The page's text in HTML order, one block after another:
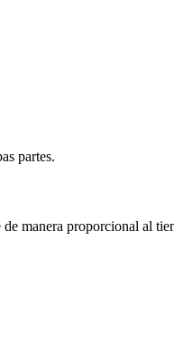
partes.
manera proporcional al